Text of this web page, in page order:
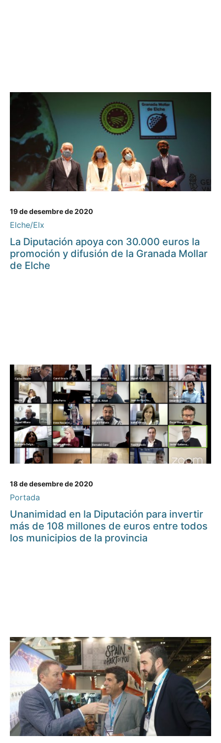
19 de desembre de 2020
Elche/Elx
La Diputación apoya con 30.000 euros la
promoción y difusión de la Granada Mollar
de Elche
18 de desembre de 2020
Portada
Unanimidad en la Diputación para invertir
más de 108 millones de euros entre todos
los municipios de la provincia